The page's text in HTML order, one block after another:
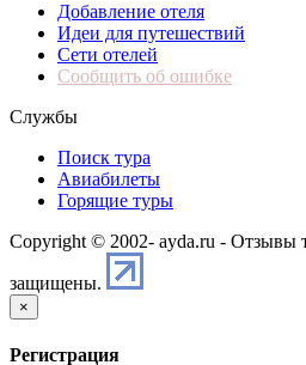
Добавление отеля
Идеи для путешествий
Сети отелей
Сообщить об ошибке
Службы
Поиск тура
Авиабилеты
Горящие туры
Copyright © 2002- ayda.ru - Отзывы
защищены.
×
Регистрация